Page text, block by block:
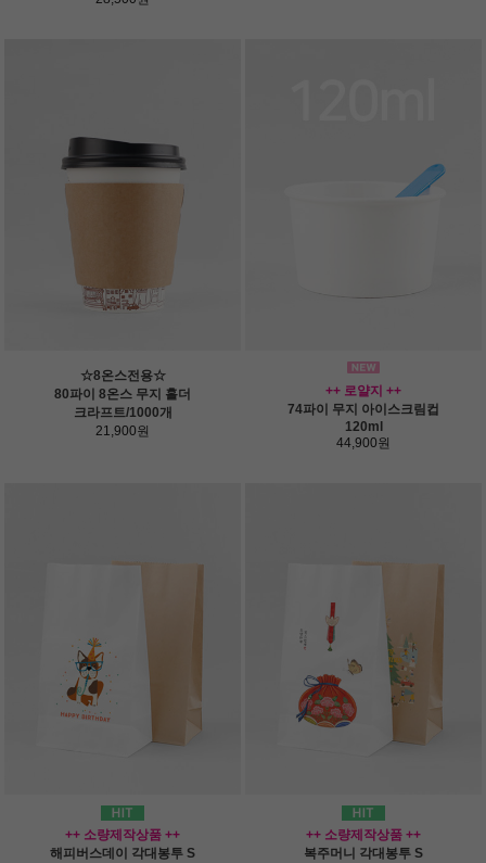
☆8온스전용☆
80파이 8온스 무지 홀더
크라프트/1000개
21,900원
++ 로얄지 ++
74파이 무지 아이스크림컵
120ml
44,900원
++ 소량제작상품 ++
해피버스데이 각대봉투 S
++ 소량제작상품 ++
복주머니 각대봉투 S